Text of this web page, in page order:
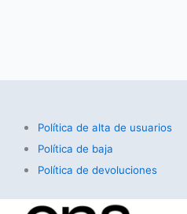
Política de alta de usuarios
Política de baja
Política de devoluciones